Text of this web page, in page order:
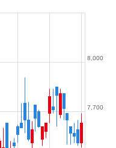
7,700
8,000